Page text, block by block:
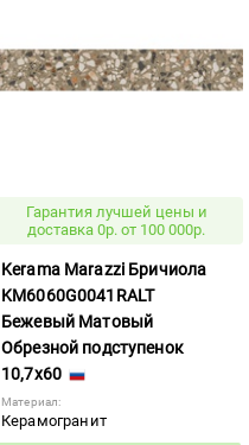
Гарантия лучшей цены и
доставка 0р. от 100 000р.
Kerama Marazzi Бричиола
KM6060G0041RALT
Бежевый Матовый
Обрезной подступенок
10,7x60
Материал:
Керамогранит